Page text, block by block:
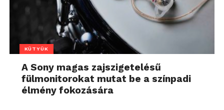
KÜTYÜK
A Sony magas zajszigetelésű
fülmonitorokat mutat be a színpadi
élmény fokozására